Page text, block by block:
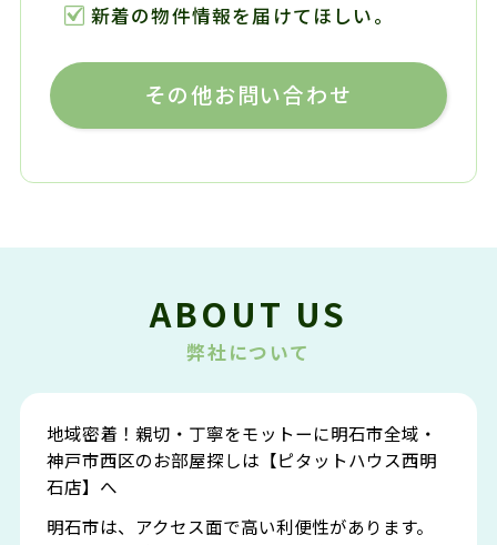
新着の物件情報を届けてほしい。
その他お問い合わせ
ABOUT US
弊社について
地域密着！親切・丁寧をモットーに明石市全域・
神戸市西区のお部屋探しは【ピタットハウス西明
石店】へ
明石市は、アクセス面で高い利便性があります。